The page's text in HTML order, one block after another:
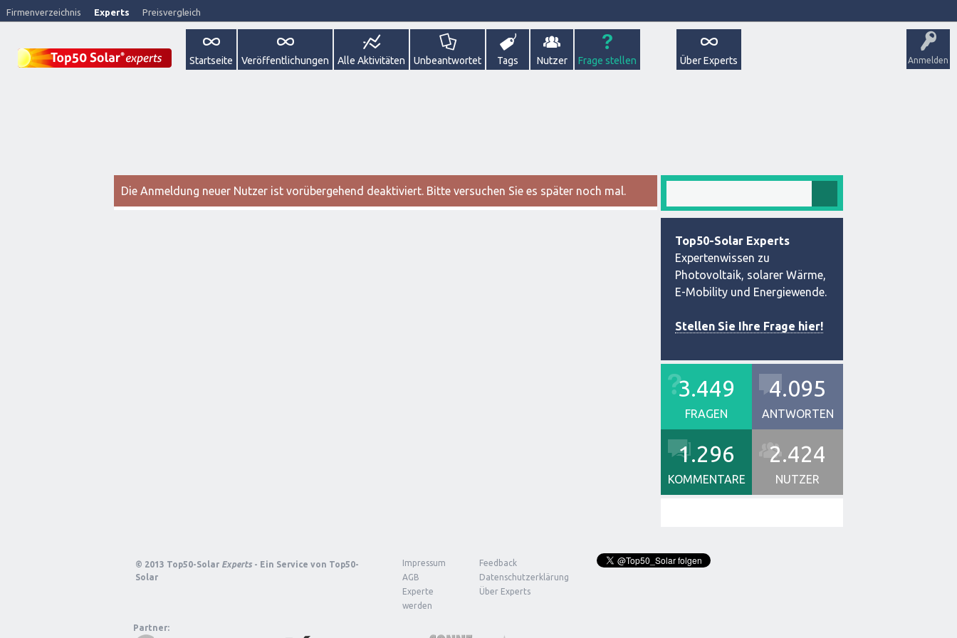
Firmenverzeichnis Experts Preisvergleich
Anmelden
Startseite Veröffentlichungen Alle Aktivitäten Unbeantwortet Tags Nutzer Frage stellen Über Experts
Die Anmeldung neuer Nutzer ist vorübergehend deaktiviert. Bitte versuchen Sie es später noch mal.
Top50-Solar Experts
Expertenwissen zu
Photovoltaik, solarer Wärme,
E-Mobility und Energiewende.
Stellen Sie Ihre Frage hier!
3.449
FRAGEN
4.095
ANTWORTEN
1.296
KOMMENTARE
2.424
NUTZER
© 2013 Top50-Solar Experts - Ein Service von Top50-
Solar
Impressum
Feedback
AGB
Datenschutzerklärung
Experte
werden
Über Experts
Partner: